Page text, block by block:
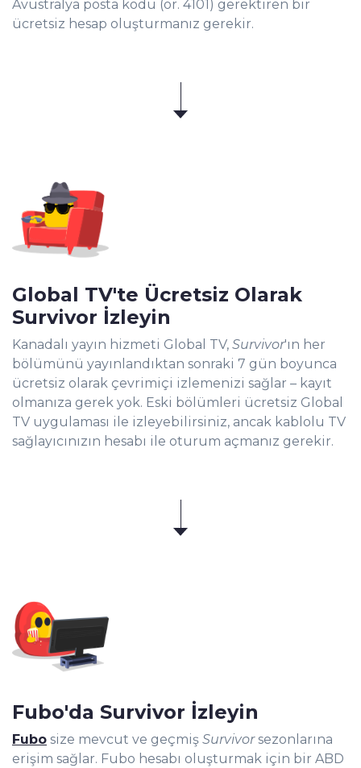
Avustralya posta kodu (ör. 4101) gerektiren bir
ücretsiz hesap oluşturmanız gerekir.
Global TV'te Ücretsiz Olarak
Survivor İzleyin
Kanadalı yayın hizmeti Global TV, Survivor'ın her
bölümünü yayınlandıktan sonraki 7 gün boyunca
ücretsiz olarak çevrimiçi izlemenizi sağlar – kayıt
olmanıza gerek yok. Eski bölümleri ücretsiz Global
TV uygulaması ile izleyebilirsiniz, ancak kablolu TV
sağlayıcınızın hesabı ile oturum açmanız gerekir.
Fubo'da Survivor İzleyin
Fubo size mevcut ve geçmiş Survivorsezonlarına
erişim sağlar. Fubo hesabı oluşturmak için bir ABD